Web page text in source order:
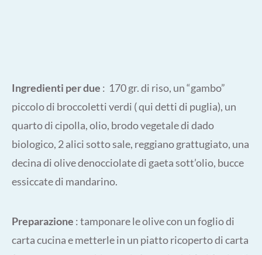
Ingredienti per due : 170 gr. di riso, un “gambo”
piccolo di broccoletti verdi ( qui detti di puglia), un
quarto di cipolla, olio, brodo vegetale di dado
biologico, 2 alici sotto sale, reggiano grattugiato, una
decina di olive denocciolate di gaeta sott’olio, bucce
essiccate di mandarino.
Preparazione : tamponare le olive con un foglio di
carta cucina e metterle in un piatto ricoperto di carta